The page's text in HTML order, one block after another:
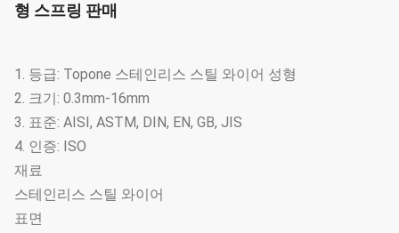
형 스프링 판매
1. 등급: Topone 스테인리스 스틸 와이어 성형
2. 크기: 0.3mm-16mm
3. 표준: AISI, ASTM, DIN, EN, GB, JIS
4. 인증: ISO
재료
스테인리스 스틸 와이어
표면